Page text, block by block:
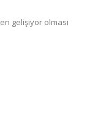
gelişiyor olması